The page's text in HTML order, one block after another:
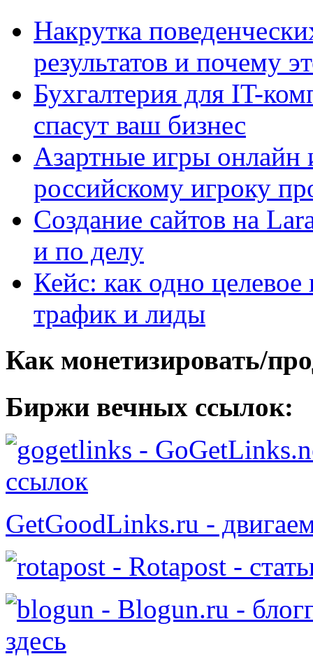
Накрутка
результатов и почему
Бухгалтерия для IT-
спасут ваш бизнес
Азартные игры онлайн
российскому игроку
Создание сайтов на
и по делу
Кейс: как одно
трафик и лиды
Как монетизировать/
Биржи вечных ссылок:
-
ссылок
GetGoodLinks.ru -
- Rotapost -
- Blogun.ru -
здесь